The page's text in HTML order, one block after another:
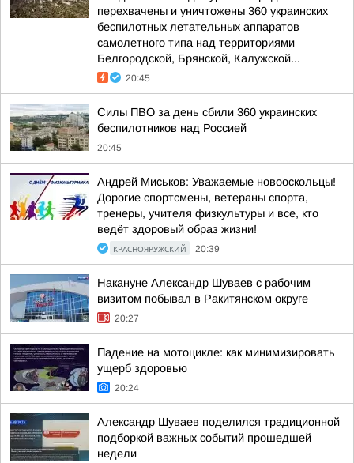
перехвачены и уничтожены 360 украинских
беспилотных летательных аппаратов
самолетного типа над территориями
Белгородской, Брянской, Калужской...
20:45
Силы ПВО за день сбили 360 украинских
беспилотников над Россией
20:45
Андрей Миськов: Уважаемые новооскольцы!
Дорогие спортсмены, ветераны спорта,
тренеры, учителя физкультуры и все, кто
ведёт здоровый образ жизни!
КРАСНОЯРУЖСКИЙ 20:39
Накануне Александр Шуваев с рабочим
визитом побывал в Ракитянском округе
20:27
Падение на мотоцикле: как минимизировать
ущерб здоровью
20:24
Александр Шуваев поделился традиционной
подборкой важных событий прошедшей
недели